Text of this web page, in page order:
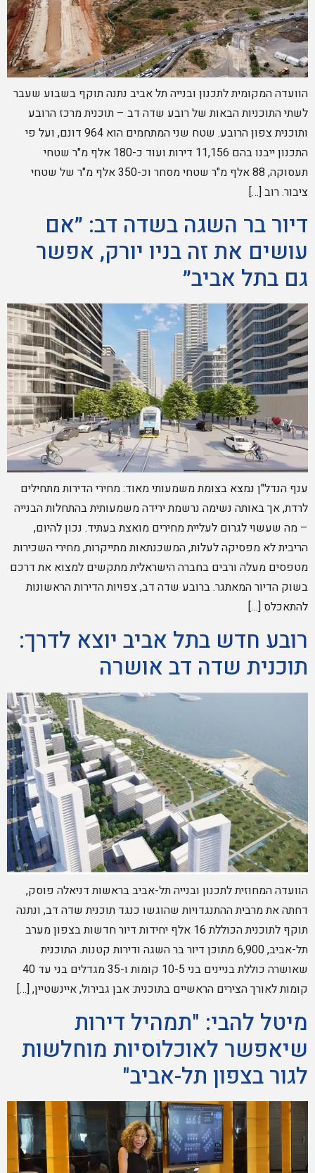
הוועדה המקומית לתכנון ובנייה תל אביב נתנה תוקף בשבוע שעבר
לשתי התוכניות הבאות של רובע שדה דב – תוכנית מרכז הרובע
ותוכנית צפון הרובע. שטח שני המתחמים הוא 964 דונם, ועל פי
התכנון ייבנו בהם 11,156 דירות ועוד כ-180 אלף מ"ר שטחי
תעסוקה, 88 אלף מ"ר שטחי מסחר וכ-350 אלף מ"ר של שטחי
ציבור. רוב […]
דיור בר השגה בשדה דב: ״אם
עושים את זה בניו יורק, אפשר
גם בתל אביב״
ענף הנדל"ן נמצא בצומת משמעותי מאוד: מחירי הדירות מתחילים
לרדת, אך באותה נשימה נרשמת ירידה משמעותית בהתחלות הבנייה
– מה שעשוי לגרום לעליית מחירים מואצת בעתיד. נכון להיום,
הריבית לא מפסיקה לעלות, המשכנתאות מתייקרות, מחירי השכירות
מטפסים מעלה ורבים בחברה הישראלית מתקשים למצוא את דרכם
בשוק הדיור המאתגר. ברובע שדה דב, צפויות הדירות הראשונות
להתאכלס […]
רובע חדש בתל אביב יוצא לדרך:
תוכנית שדה דב אושרה
הוועדה המחוזית לתכנון ובנייה תל-אביב בראשות דניאלה פוסק,
דחתה את מרבית ההתנגדויות שהוגשו כנגד תוכנית שדה דב, ונתנה
תוקף לתוכנית הכוללת 16 אלף יחידות דיור חדשות בצפון מערב
תל-אביב, 6,900 מתוכן דיור בר השגה ודירות קטנות. התוכנית
שאושרה כוללת בניינים בני 10-5 קומות ו-35 מגדלים בני עד 40
קומות לאורך הצירים הראשיים בתוכנית: אבן גבירול, איינשטיין, […]
מיטל להבי: "תמהיל דירות
שיאפשר לאוכלוסיות מוחלשות
לגור בצפון תל-אביב"